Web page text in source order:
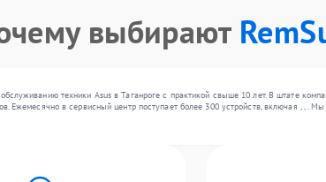
выбирают
техники Asus в Таганроге с практикой свыше 10 лет. В штате
Ежемесячно в сервисный центр поступает более 300 устройств, включая , , .